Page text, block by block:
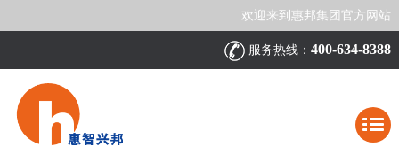
欢迎来到惠邦集团官方网站
服务热线：400-634-8388